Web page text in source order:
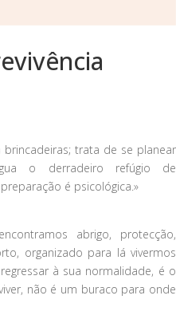
€.
trata de se planear
o derradeiro refúgio de
é psicológica.»
abrigo, protecção,
organizado para lá vivermos
à sua normalidade, é o
não é um buraco para onde